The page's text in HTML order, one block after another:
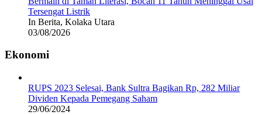
Tersengat Listrik
In Berita, Kolaka Utara
03/08/2026
Ekonomi
RUPS 2023 Selesai, Bank Sultra Bagikan Rp, 282 Miliar
Dividen Kepada Pemegang Saham
29/06/2024